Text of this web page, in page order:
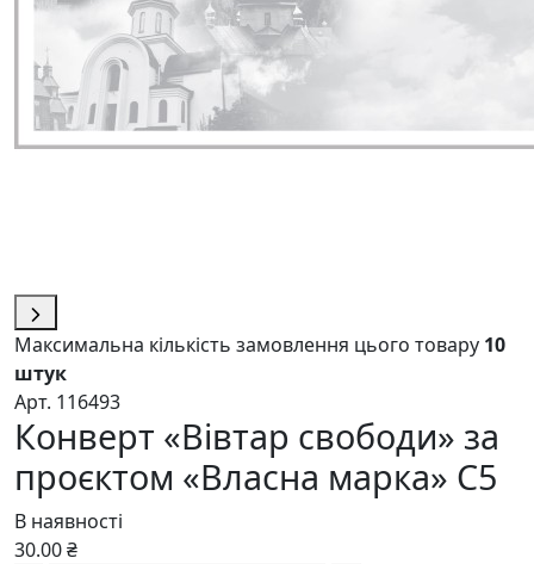
Максимальна кількість замовлення цього товару 10
штук
Арт. 116493
Конверт «Вівтар свободи» за
проєктом «Власна марка» C5
В наявності
30.00 ₴